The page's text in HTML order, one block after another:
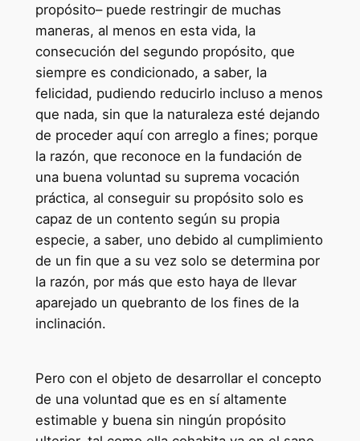
propósito– puede restringir de muchas
maneras, al menos en esta vida, la
consecución del segundo propósito, que
siempre es condicionado, a saber, la
felicidad, pudiendo reducirlo incluso a menos
que nada, sin que la naturaleza esté dejando
de proceder aquí con arreglo a fines; porque
la razón, que reconoce en la fundación de
una buena voluntad su suprema vocación
práctica, al conseguir su propósito solo es
capaz de un contento según su propia
especie, a saber, uno debido al cumplimiento
de un fin que a su vez solo se determina por
la razón, por más que esto haya de llevar
aparejado un quebranto de los fines de la
inclinación.
Pero con el objeto de desarrollar el concepto
de una voluntad que es en sí altamente
estimable y buena sin ningún propósito